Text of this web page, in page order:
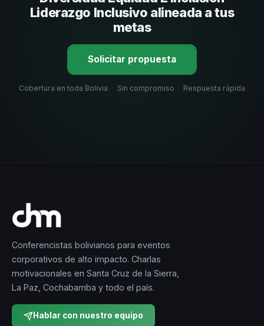
Liderazgo Inclusivo alineada a tus
metas
Solicitar propuesta
Cobertura en toda Bolivia · Sin compromiso · Respuesta rápida
Conferencistas bolivianos para eventos
corporativos de alto impacto. Charlas
motivacionales en Santa Cruz de la Sierra,
La Paz, Cochabamba y todo el país.
Hablar con nuestro equipo